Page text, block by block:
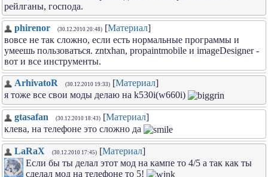
рейлганы, господа.
phirenor (30.12.2010 20:48) [Материал]
вовсе не так сложно, если есть нормальные программы и
умеешь пользоваться. zntxhan, propaintmobile и imageDesigner -
вот и все инструменты.
ArhivatoR (30.12.2010 19:33) [Материал]
я тоже все свои моды делаю на k530i(w660i)
gtasafan (30.12.2010 18:43) [Материал]
клева, на телефоне это сложно да
LaRaX (30.12.2010 17:45) [Материал]
Если бы ты делал этот мод на кампе то 4/5 а так как ты
сделал мод на телефоне то 5!